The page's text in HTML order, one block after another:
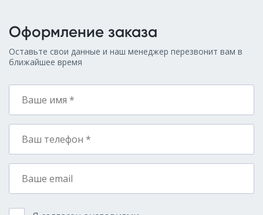
Оформление заказа
Оставьте свои данные и наш менеджер перезвонит вам в
ближайшее время